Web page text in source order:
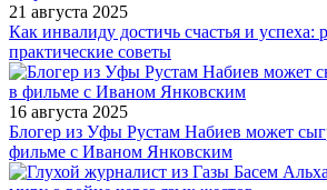
21 августа 2025
Как инвалиду достичь счастья и успеха:
практические советы
16 августа 2025
Блогер из Уфы Рустам Набиев может
фильме с Иваном Янковским